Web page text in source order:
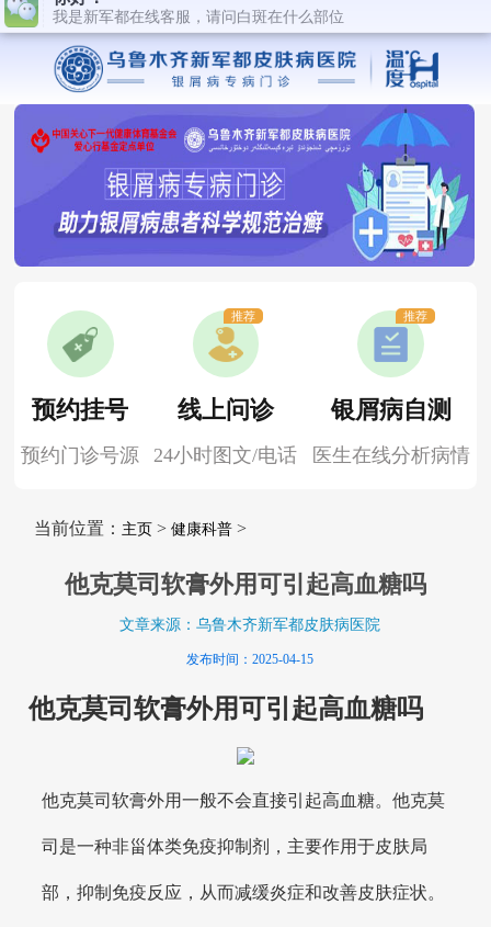
预约挂号
预约门诊号源
线上问诊
24小时图文/电话
推荐
银屑病自测
医生在线分析病情
推荐
当前位置： 主页> 健康科普>
他克莫司软膏外用可引起高血糖吗
文章来源：乌鲁木齐新军都皮肤病医院
发布时间：2025-04-15
他克莫司软膏外用可引起高血糖吗
他克莫司软膏外用一般不会直接引起高血糖。他克莫
司是一种非甾体类免疫抑制剂，主要作用于皮肤局
部，抑制免疫反应，从而减缓炎症和改善皮肤症状。